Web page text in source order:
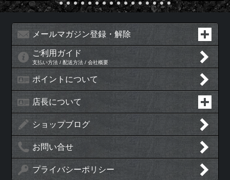
メールマガジン登録・解除
ご利用ガイド
支払い方法 / 配送方法 / 会社概要
ポイントについて
店長について
ショップブログ
お問い合せ
プライバシーポリシー